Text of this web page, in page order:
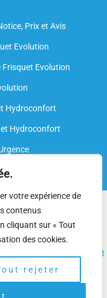
votre expérience de
contenus
cliquant sur « Tout
des cookies.
rejeter
Prix et Avis
Evolution
Frisquet Evolution​
Hydroconfort
Hydroconfort
de chauffe-eau, mais
. Nosplombiers
l’expertise et des
et